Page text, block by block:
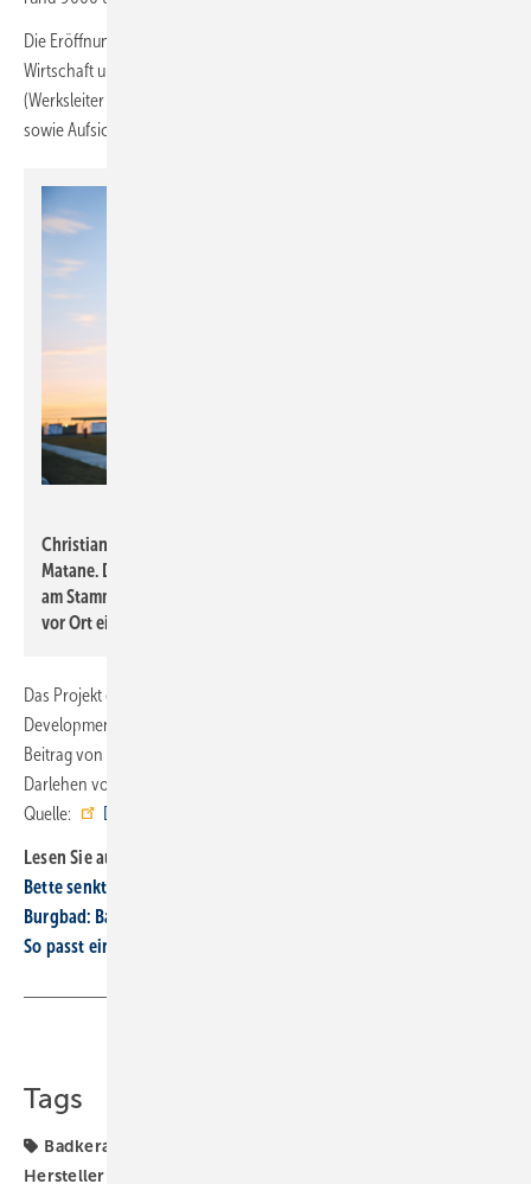
Die Eröffnungsfeier fand im Beisein von rund 80 Gästen aus Politik,
Wirtschaft und Medien statt. Duravit wurde durch Christian Gilles
(Werksleiter Kanada), Thomas Stammel (COO), Lüder Fromm (CMO)
sowie Aufsichtsratsvorsitzenden Gregor Greinert vertreten.
Christian Gilles verantwortet das neue Duravit-Werk in
Matane. Der erfahrene Werksleiter, zuvor in Bischwiller und
am Stammsitz Hornberg tätig, bringt seine Kompetenz nun
vor Ort ein.
Das Projekt erhielt substanzielle Unterstützung: Economic
Development Canada förderte den Aufbau mit einem rückzahlbaren
Beitrag von 19 Mio. CAD, während Investissement Québec ein
Darlehen von 11 Mio. CAD über das Programm ESSOR bereitstellte. ■
Quelle:
Duravit
Lesen Sie auch:
Bette senkt Emis­si­ons­in­ten­si­tät um mehr als die Häl­fte
Burgbad: Bad­mö­bel ener­ge­tisch nach­hal­tig pro­du­zie­ren
So p asst ein zusätzliches Badezimmer ins Dachgeschoss
Tags
Badkeramik
Hersteller bauen